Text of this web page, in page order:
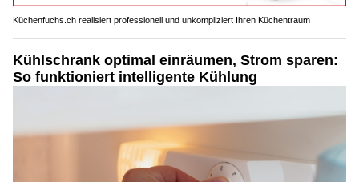
Küchenfuchs.ch realisiert professionell und unkompliziert Ihren Küchentraum
Kühlschrank optimal einräumen, Strom sparen:
So funktioniert intelligente Kühlung